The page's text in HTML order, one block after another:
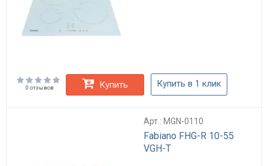
0 отзывов Купить Купить в 1 клик
Арт.: MGN-0110
Fabiano FHG-R 10-55
VGH-T